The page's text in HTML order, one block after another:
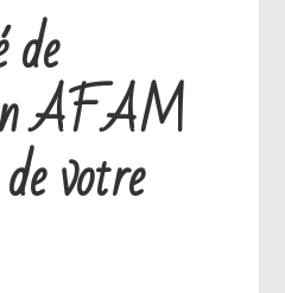
AFAM
votre